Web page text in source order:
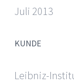
Juli 2013
KUNDE
Leibniz-